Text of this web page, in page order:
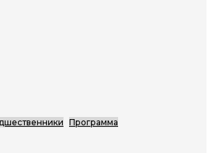
Программа